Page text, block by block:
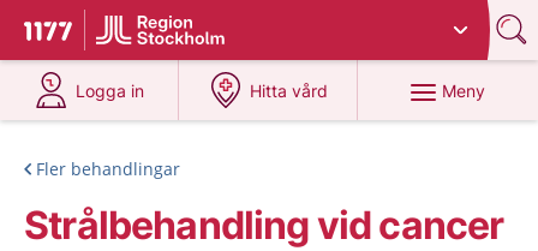
Till startsidan för 1177
Du har valt region
Logga in
på 1177.se
Hitta vård
på 1177.se
Meny
Fler behandlingar
Strålbehandling vid cancer